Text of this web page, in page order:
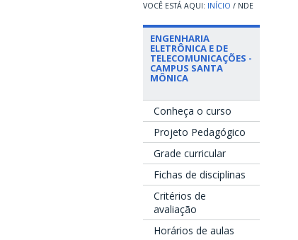
INÍCIO / NDE
ENGENHARIA
ELETRÔNICA E DE
TELECOMUNICAÇÕES -
CAMPUS SANTA
MÔNICA
Conheça o curso
Projeto Pedagógico
Grade curricular
Fichas de disciplinas
Critérios de
avaliação
Horários de aulas